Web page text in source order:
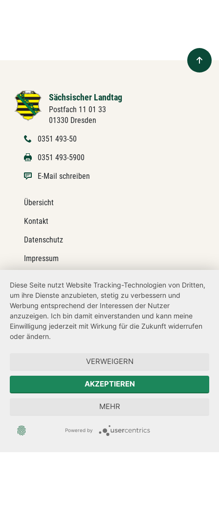
Sächsischer Landtag
Postfach 11 01 33
01330 Dresden
0351 493-50
0351 493-5900
E-Mail schreiben
Übersicht
Kontakt
Datenschutz
Impressum
Netiquette
Transparenzanspruch
Hinweisgeberschutz
Forum Mitteleuropa
Der Sächsische Integrationsbeauftragte
Sächsische Landesbeauftragte zur Aufarbeitung der SED-
Diese Seite nutzt Website Tracking-Technologien von Dritten,
um ihre Dienste anzubieten, stetig zu verbessern und
Werbung entsprechend der Interessen der Nutzer
anzuzeigen. Ich bin damit einverstanden und kann meine
Einwilligung jederzeit mit Wirkung für die Zukunft widerrufen
oder ändern.
VERWEIGERN
AKZEPTIEREN
MEHR
Powered by